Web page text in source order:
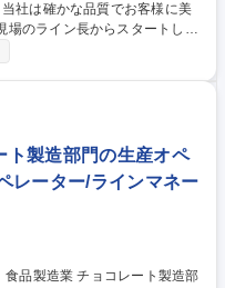
場のライン長からスタートし、
メント全般を担っていただく、
てきた「品質・衛生・生産管
い！より働きやすい職場とし
を具現化し、ご活躍頂ければと
ト製造部門の生産オペ
レーター/ラインマネー